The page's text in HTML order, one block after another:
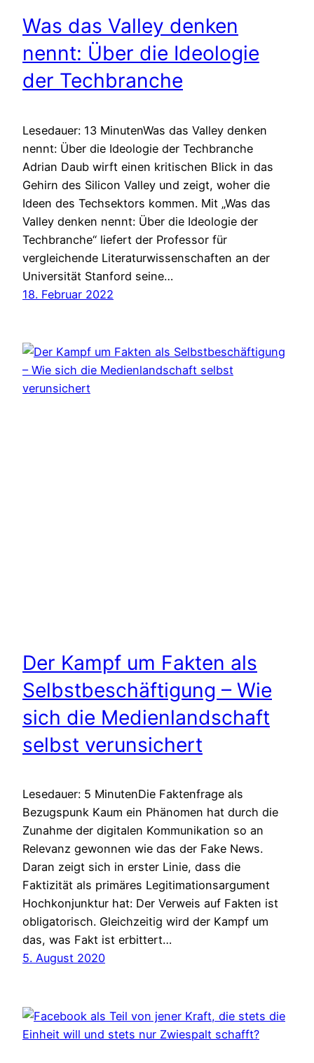
Was das Valley denken
nennt: Über die Ideologie
der Techbranche
Lesedauer: 13 MinutenWas das Valley denken
nennt: Über die Ideologie der Techbranche
Adrian Daub wirft einen kritischen Blick in das
Gehirn des Silicon Valley und zeigt, woher die
Ideen des Techsektors kommen. Mit „Was das
Valley denken nennt: Über die Ideologie der
Techbranche“ liefert der Professor für
vergleichende Literaturwissenschaften an der
Universität Stanford seine…
18. Februar 2022
Der Kampf um Fakten als
Selbstbeschäftigung – Wie
sich die Medienlandschaft
selbst verunsichert
Lesedauer: 5 MinutenDie Faktenfrage als
Bezugspunk Kaum ein Phänomen hat durch die
Zunahme der digitalen Kommunikation so an
Relevanz gewonnen wie das der Fake News.
Daran zeigt sich in erster Linie, dass die
Faktizität als primäres Legitimationsargument
Hochkonjunktur hat: Der Verweis auf Fakten ist
obligatorisch. Gleichzeitig wird der Kampf um
das, was Fakt ist erbittert…
5. August 2020